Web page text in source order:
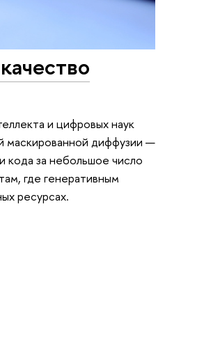
и цифровых наук
маскированной диффузии —
кода за небольшое число
где генеративным
ресурсах.